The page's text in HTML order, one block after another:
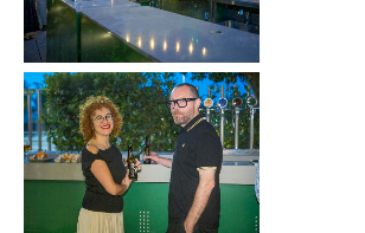
Sin leyenda